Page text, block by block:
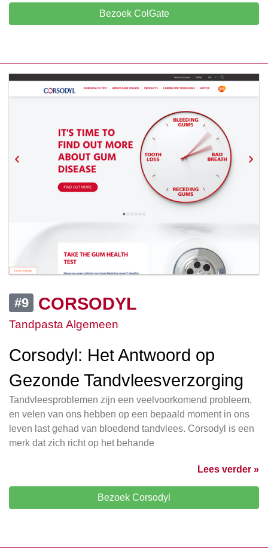
Bezoek ColGate
#9 CORSODYL
Tandpasta Algemeen
Corsodyl: Het Antwoord op
Gezonde Tandvleesverzorging
Tandvleesproblemen zijn een veelvoorkomend probleem,
en velen van ons hebben op een bepaald moment in ons
leven last gehad van bloedend tandvlees. Corsodyl is een
merk dat zich richt op het behande
Lees verder »
Bezoek Corsodyl